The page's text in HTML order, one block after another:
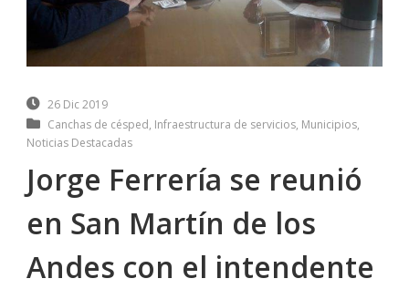
26 Dic 2019
Canchas de césped, Infraestructura de servicios, Municipios,
Noticias Destacadas
Jorge Ferrería se reunió
en San Martín de los
Andes con el intendente